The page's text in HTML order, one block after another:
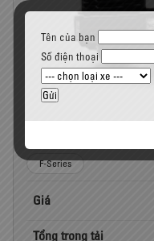
F-Series
Giá
Tổng trọng tải
Tên của bạn
Số điện thoại